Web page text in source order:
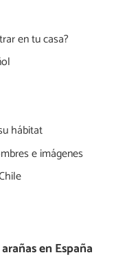
en tu casa?
hábitat
e imágenes
en España